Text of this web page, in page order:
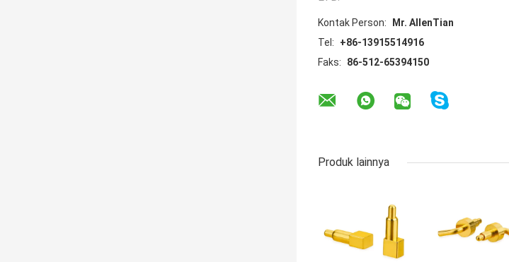
Kontak Person:
Mr. AllenTian
Tel:
+86-13915514916
Faks:
86-512-65394150
Produk lainnya